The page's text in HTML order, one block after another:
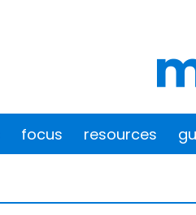
focus resources